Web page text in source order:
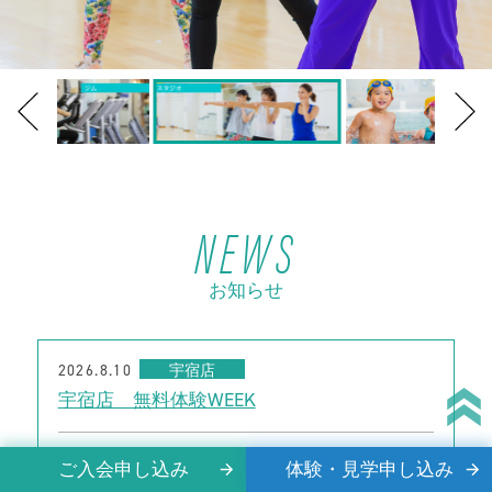
NEWS
お知らせ
2026.8.10 宇宿店
宇宿店 無料体験WEEK
2026.8.10 宇宿
ご入会申し込み 体験・見学申し込み